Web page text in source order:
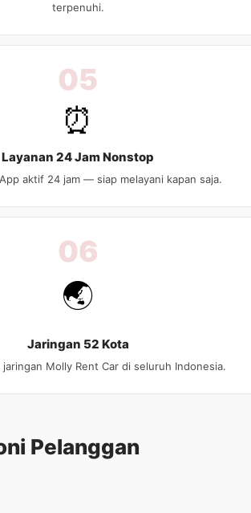
terpenuhi.
05
⏰
Layanan 24 Jam Nonstop
aktif 24 jam — siap melayani kapan saja.
06
🌏
Jaringan 52 Kota
Molly Rent Car di seluruh Indonesia.
Pelanggan